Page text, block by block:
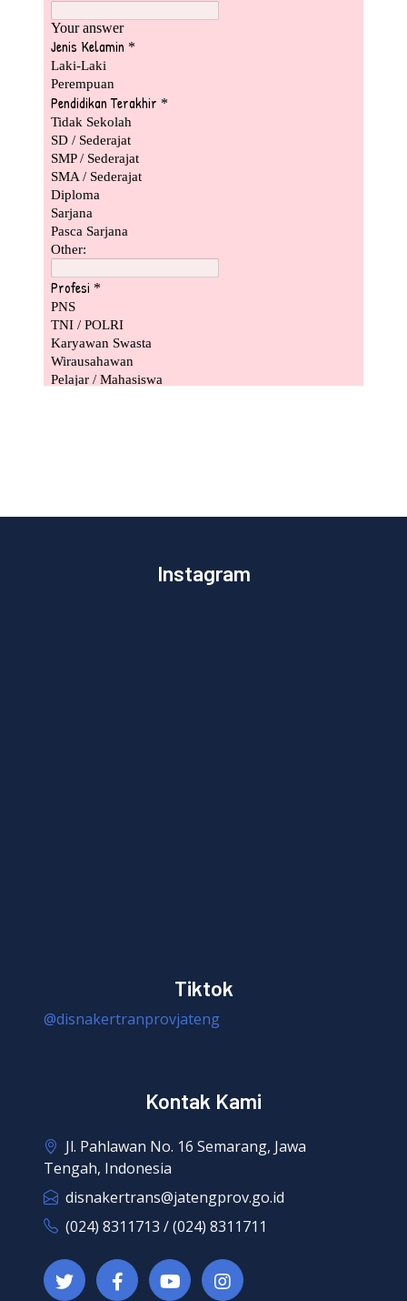
Instagram
Tiktok
@disnakertranprovjateng
Kontak Kami
Jl. Pahlawan No. 16 Semarang, Jawa
Tengah, Indonesia
disnakertrans@jatengprov.go.id
(024) 8311713 / (024) 8311711